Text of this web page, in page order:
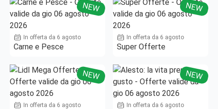
NEW
In offerta da 6 agosto
Carne e Pesce
NEW
In offerta da 6 agosto
Super Offerte
NEW
In offerta da 6 agosto
NEW
In offerta da 6 agosto